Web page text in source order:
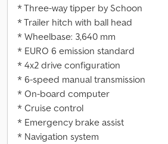
* Three-way tipper by Schoon
* Trailer hitch with ball head
* Wheelbase: 3,640 mm
* EURO 6 emission standard
* 4x2 drive configuration
* 6-speed manual transmission
* On-board computer
* Cruise control
* Emergency brake assist
* Navigation system